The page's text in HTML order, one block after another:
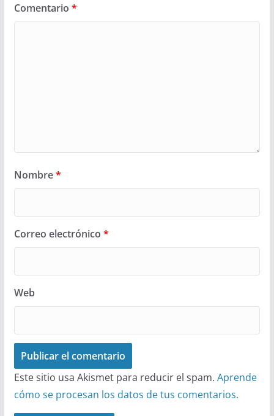
Comentario *
Nombre*
Correo electrónico *
Web
Este sitio usa Akismet para reducir el spam. Aprende
cómo se procesan los datos de tus comentarios.